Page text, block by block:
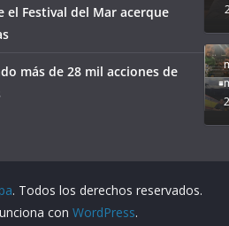
el Festival del Mar acerque
más de 28 mil acciones de
. Todos los derechos reservados.
con WordPress.